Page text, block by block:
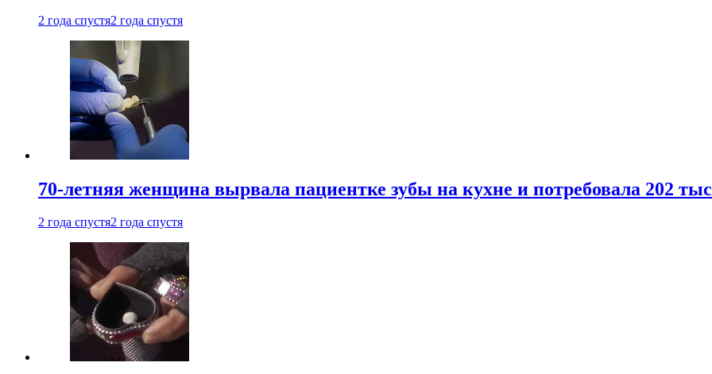
2 года спустя2 года спустя
70-летняя женщина вырвала пациентке зубы на кухне и потребовала 202
2 года спустя2 года спустя